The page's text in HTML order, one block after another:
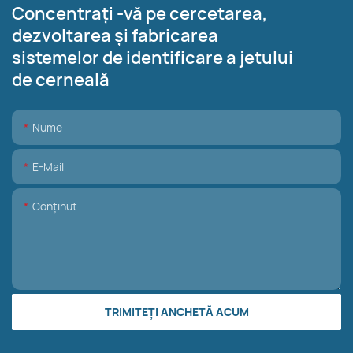
Concentrați -vă pe cercetarea,
dezvoltarea și fabricarea
sistemelor de identificare a jetului
de cerneală
Nume
E-Mail
Conţinut
TRIMITEȚI ANCHETĂ ACUM